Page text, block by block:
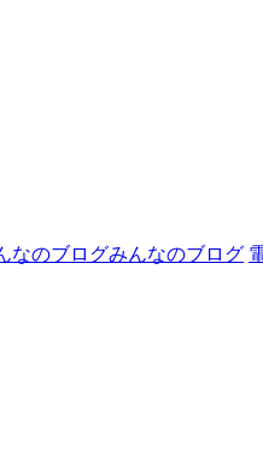
なのブログみんなのブログ